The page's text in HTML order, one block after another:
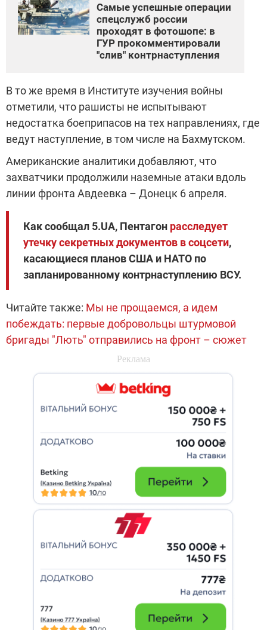
Самые успешные операции
спецслужб россии
проходят в фотошопе: в
ГУР прокомментировали
"слив" контрнаступления
В то же время в Институте изучения войны
отметили, что рашисты не испытывают
недостатка боеприпасов на тех направлениях, где
ведут наступление, в том числе на Бахмутском.
Американские аналитики добавляют, что
захватчики продолжили наземные атаки вдоль
линии фронта Авдеевка – Донецк 6 апреля.
Как сообщал 5.UA, Пентагон расследует
утечку секретных документов в соцсети,
касающиеся планов США и НАТО по
запланированному контрнаступлению ВСУ.
Читайте также: Мы не прощаемся, а идем
побеждать: первые добровольцы штурмовой
бригады "Лють" отправились на фронт – сюжет